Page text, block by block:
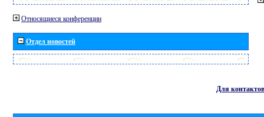
Относящиеся конференции
Отдел новостей
Для контактов